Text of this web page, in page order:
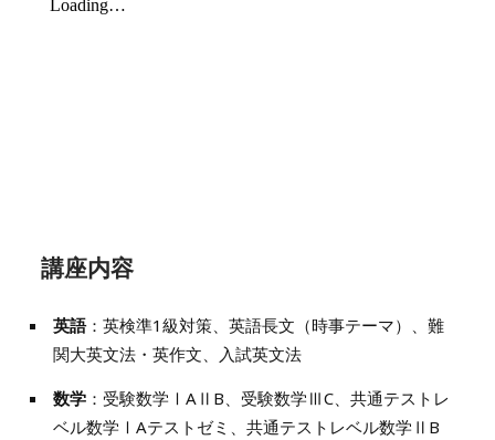
講座内容
英語：英検準1級対策、英語長文（時事テーマ）、難
関大英文法・英作文、入試英文法
数学：受験数学ⅠAⅡB、受験数学ⅢC、共通テストレ
ベル数学ⅠAテストゼミ、共通テストレベル数学ⅡB